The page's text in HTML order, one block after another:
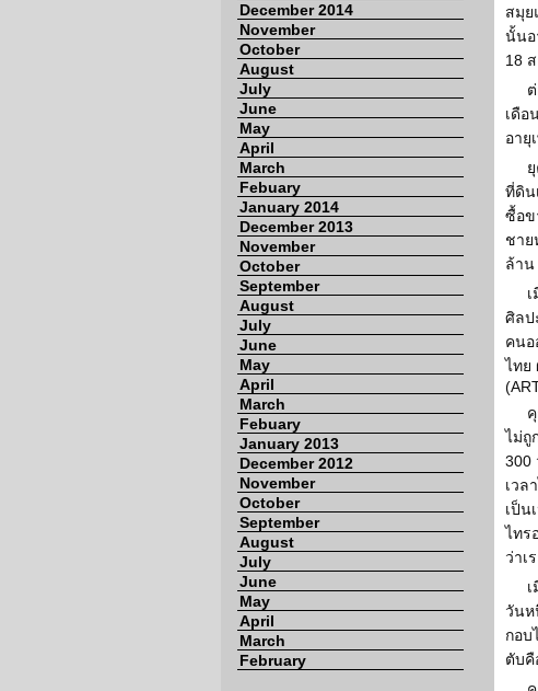
December 2014
November
October
August
July
June
May
April
March
Febuary
January 2014
December 2013
November
October
September
August
July
June
May
April
March
Febuary
January 2013
December 2012
November
October
September
August
July
June
May
April
March
February
สมุย
นั้นอ
18
เดือ
อายุ
ที่ดิน
ซื้อข
ชาย
ล้าน
ศิลป
คนอ
ไทย
ไม่ถู
300
เวล
เป็น
ไทร
ว่าเ
วันห
กอบ
ตับคื